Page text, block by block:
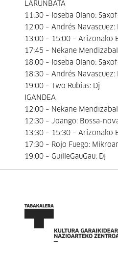
LARUNBATA
11:30 – Ioseba Olano:
12:00 – Andrés Navascuez:
13:00 – 15:00 – Arizonako
17:45 – Nekane
18:00 – Ioseba Olano:
18:30 – Andrés Navascuez:
19:00 – Two Rubias: Dj
IGANDEA
12:00 – Nekane
12:30 – Joango: Bossa-
13:30 – 15:30 – Arizonako
17:30 – Rojo Fuego:
19:00 – GuilleGauGau: Dj